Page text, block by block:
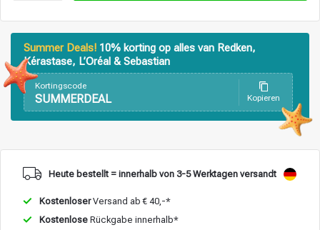
Stylingprodukte
Summer Deals! 10% korting op alles van Redken,
Kérastase, L’Oréal & Sebastian
Kortingscode
SUMMERDEAL Kopieren
Heute bestellt = innerhalb von 3-5 Werktagen versandt
KostenloserVersand ab € 40,-*
Kostenlose Rückgabe innerhalb*